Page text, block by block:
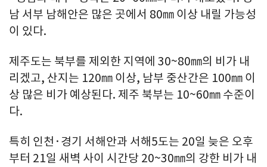
남 서부 남해안은 많은 곳에서 80㎜ 이상 내릴 가능성
이 있다.
제주도는 북부를 제외한 지역에 30~80㎜의 비가 내
리겠고, 산지는 120㎜ 이상, 남부 중산간은 100㎜ 이
상 많은 비가 예상된다. 제주 북부는 10~60㎜ 수준이
다.
특히 인천·경기 서해안과 서해5도는 20일 늦은 오후
부터 21일 새벽 사이 시간당 20~30㎜의 강한 비가 내